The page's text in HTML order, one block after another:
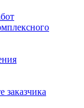
заказчика